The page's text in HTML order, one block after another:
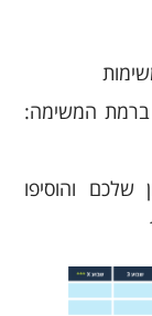
ברמת המשימה:
והוסיפו